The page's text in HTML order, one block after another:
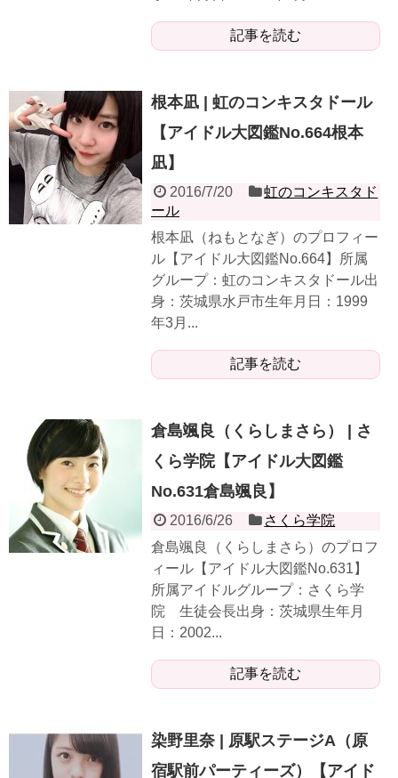
記事を読む
根本凪 | 虹のコンキスタドール
【アイドル大図鑑No.664根本
凪】
2016/7/20
虹のコンキスタド
ール
根本凪（ねもとなぎ）のプロフィー
ル【アイドル大図鑑No.664】所属
グループ：虹のコンキスタドール出
身：茨城県水戸市生年月日：1999
年3月...
記事を読む
倉島颯良（くらしまさら） | さ
くら学院【アイドル大図鑑
No.631倉島颯良】
2016/6/26
さくら学院
倉島颯良（くらしまさら）のプロフ
ィール【アイドル大図鑑No.631】
所属アイドルグループ：さくら学
院 生徒会長出身：茨城県生年月
日：2002...
記事を読む
染野里奈 | 原駅ステージA（原
宿駅前パーティーズ）【アイド